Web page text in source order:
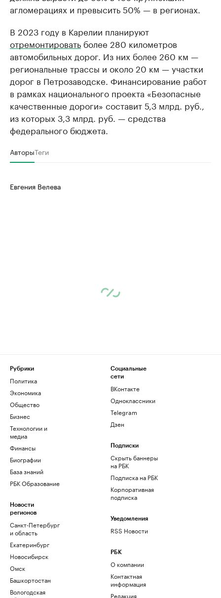
агломерациях и превысить 50% — в регионах.
В 2023 году в Карелии планируют
отремонтировать более 280 километров
автомобильных дорог. Из них более 260 км —
региональные трассы и около 20 км — участки
дорог в Петрозаводске. Финансирование работ
в рамках национального проекта «Безопасные
качественные дороги» составит 5,3 млрд. руб.,
из которых 3,3 млрд. руб. — средства
федерального бюджета.
АвторыТеги
Евгения Велева
Рубрики
Политика
Экономика
Общество
Бизнес
Технологии и
медиа
Финансы
Биографии
База знаний
РБК Образование
Новости
регионов
Санкт-Петербург
и область
Екатеринбург
Новосибирск
Омск
Башкортостан
Вологодская
Социальные
сети
ВКонтакте
Одноклассники
Telegram
Дзен
Подписки
Скрыть баннеры
на РБК
Подписка на РБК
Корпоративная
подписка
Уведомления
RSS Новости
РБК
О компании
Контактная
информация
Редакция